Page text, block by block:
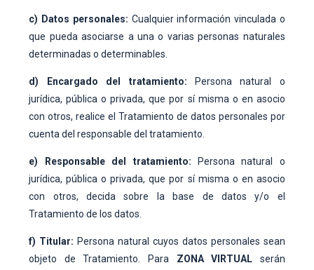
c) Datos personales: Cualquier información vinculada o
que pueda asociarse a una o varias personas naturales
determinadas o determinables.
d) Encargado del tratamiento: Persona natural o
jurídica, pública o privada, que por sí misma o en asocio
con otros, realice el Tratamiento de datos personales por
cuenta del responsable del tratamiento.
e) Responsable del tratamiento: Persona natural o
jurídica, pública o privada, que por sí misma o en asocio
con otros, decida sobre la base de datos y/o el
Tratamiento de los datos.
f) Titular: Persona natural cuyos datos personales sean
objeto de Tratamiento. Para ZONA VIRTUAL serán